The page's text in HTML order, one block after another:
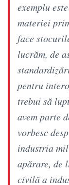
exemplu
materiei
face
lucrăm, de
pentru
trebui să
avem parte
vorbesc
industria
apărare, de
civilă a